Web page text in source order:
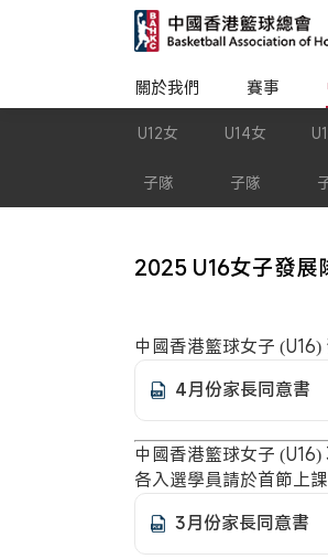
關於我們 賽事
U12女
子隊
U14女
子隊
2025 U16女子發展
中國香港籃球女子 (U16)
4月份家長同意書
中國香港籃球女子 (U16)
各入選學員請於首節上
3月份家長同意書